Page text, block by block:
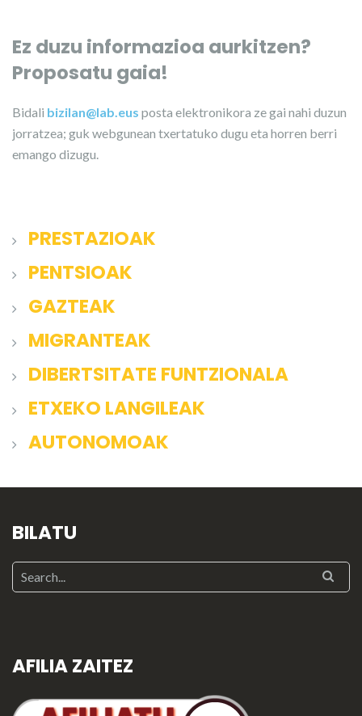
Ez duzu informazioa aurkitzen?
Proposatu gaia!
Bidali bizilan@lab.eus posta elektronikora ze gai nahi duzun
jorratzea; guk webgunean txertatuko dugu eta horren berri
emango dizugu.
PRESTAZIOAK
PENTSIOAK
GAZTEAK
MIGRANTEAK
DIBERTSITATE FUNTZIONALA
ETXEKO LANGILEAK
AUTONOMOAK
BILATU
AFILIA ZAITEZ